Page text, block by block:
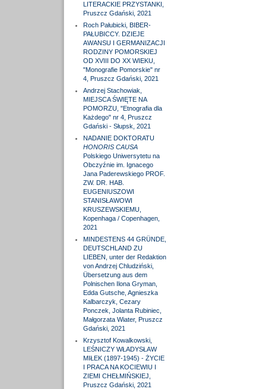
LITERACKIE PRZYSTANKI,
Pruszcz Gdański, 2021
Roch Pałubicki, BIBER-
PAŁUBICCY. DZIEJE
AWANSU I GERMANIZACJI
RODZINY POMORSKIEJ
OD XVIII DO XX WIEKU,
"Monografie Pomorskie" nr
4, Pruszcz Gdański, 2021
Andrzej Stachowiak,
MIEJSCA ŚWIĘTE NA
POMORZU, "Etnografia dla
Każdego" nr 4, Pruszcz
Gdański - Słupsk, 2021
NADANIE DOKTORATU
HONORIS CAUSA
Polskiego Uniwersytetu na
Obczyźnie im. Ignacego
Jana Paderewskiego PROF.
ZW. DR. HAB.
EUGENIUSZOWI
STANISŁAWOWI
KRUSZEWSKIEMU,
Kopenhaga / Copenhagen,
2021
MINDESTENS 44 GRÜNDE,
DEUTSCHLAND ZU
LIEBEN, unter der Redaktion
von Andrzej Chludziński,
Übersetzung aus dem
Polnischen Ilona Gryman,
Edda Gutsche, Agnieszka
Kalbarczyk, Cezary
Ponczek, Jolanta Rubiniec,
Małgorzata Wiater, Pruszcz
Gdański, 2021
Krzysztof Kowalkowski,
LEŚNICZY WŁADYSŁAW
MIŁEK (1897-1945) - ŻYCIE
I PRACA NA KOCIEWIU I
ZIEMI CHEŁMIŃSKIEJ,
Pruszcz Gdański, 2021